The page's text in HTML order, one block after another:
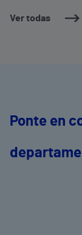
Ver todas
Ponte en